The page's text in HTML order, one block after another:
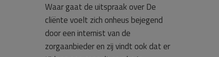
Waar gaat de uitspraak over De
cliënte voelt zich onheus bejegend
door een internist van de
zorgaanbieder en zij vindt ook dat er